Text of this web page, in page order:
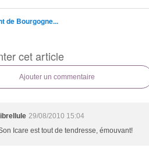
de Bourgogne...
cet article
Ajouter un commentaire
librellule 29/08/2010 15:04
Icare est tout de tendresse, émouvant!